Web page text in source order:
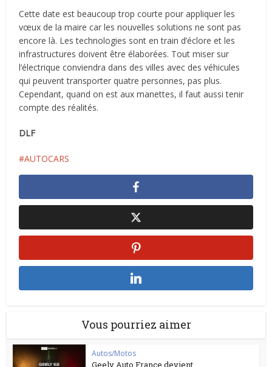
Cette date est beaucoup trop courte pour appliquer les
vœux de la maire car les nouvelles solutions ne sont pas
encore là. Les technologies sont en train d’éclore et les
infrastructures doivent être élaborées. Tout miser sur
l’électrique conviendra dans des villes avec des véhicules
qui peuvent transporter quatre personnes, pas plus.
Cependant, quand on est aux manettes, il faut aussi tenir
compte des réalités.
DLF
AUTOCARS
Vous pourriez aimer
Autos/Motos
Geely Auto France devient